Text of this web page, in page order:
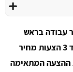
עבודה בראש
שקט? בפורטל גננים פלוס תוכלו לקבל עד 3 הצעות מחיר
ההצעה המתאימה